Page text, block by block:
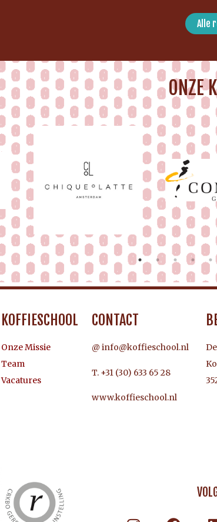
Alle
ONZE
KOFFIESCHOOL
Onze Missie
Team
Vacatures
CONTACT
@ info@koffieschool.nl
T. +31 (30) 633 65 28
www.koffieschool.nl